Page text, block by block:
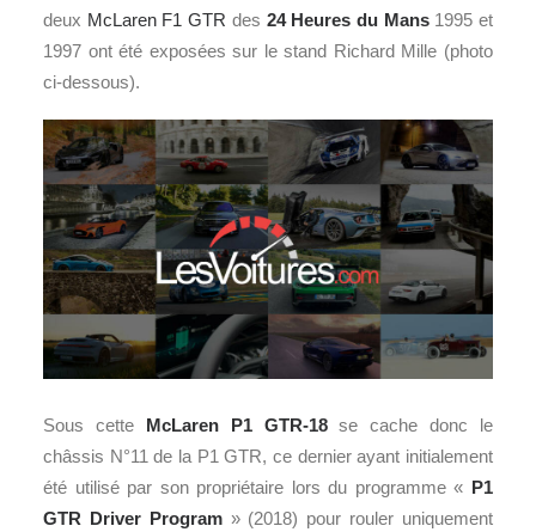
deux McLaren F1 GTR des 24 Heures du Mans1995 et
1997 ont été exposées sur le stand Richard Mille (photo
ci-dessous).
Sous cette McLaren P1 GTR-18se cache donc le
châssis N°11 de la P1 GTR, ce dernier ayant initialement
été utilisé par son propriétaire lors du programme « P1
GTR Driver Program» (2018) pour rouler uniquement